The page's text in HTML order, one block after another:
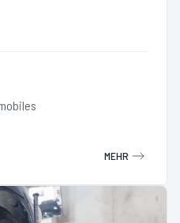
MEHR